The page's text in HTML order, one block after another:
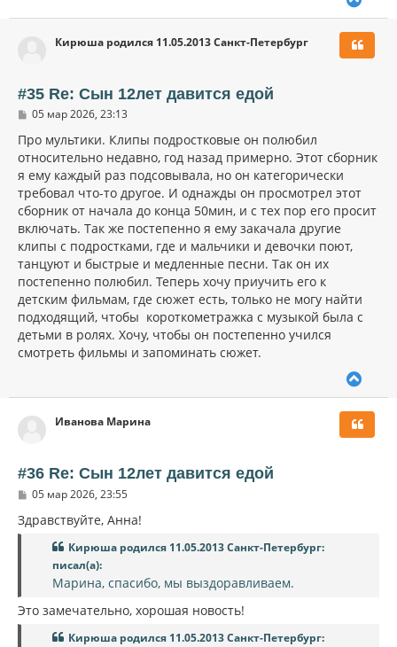
у
а
л
Кирюша родился 11.05.2013 Санкт-Петербург
#35 Re: Сын 12лет давится едой
С
о
б
щ
е
н
и
е
05 мар 2026, 23:13
Про мультики. Клипы подростковые он полюбил
относительно недавно, год назад примерно. Этот сборник
я ему каждый раз подсовывала, но он категорически
требовал что-то другое. И однажды он просмотрел этот
сборник от начала до конца 50мин, и с тех пор его просит
включать. Так же постепенно я ему закачала другие
клипы с подростками, где и мальчики и девочки поют,
танцуют и быстрые и медленные песни. Так он их
постепенно полюбил. Теперь хочу приучить его к
детским фильмам, где сюжет есть, только не могу найти
подходящий, чтобы короткометражка с музыкой была с
детьми в ролях. Хочу, чтобы он постепенно учился
смотреть фильмы и запоминать сюжет.
р
у
Иванова Марина
#36 Re: Сын 12лет давится едой
С
о
б
05 мар 2026, 23:55
Здравствуйте, Анна!
Кирюша родился 11.05.2013 Санкт-Петербург:
писал(а):
Марина, спасибо, мы выздоравливаем.
Это замечательно, хорошая новость!
Кирюша родился 11.05.2013 Санкт-Петербург: